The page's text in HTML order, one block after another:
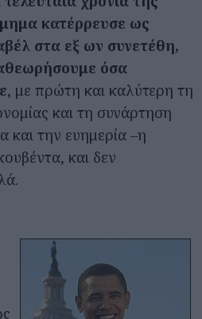
κατέρρευσε ως
στα εξ ων συνετέθη,
όσα
, με πρώτη και καλύτερη τη
και τη συνάρτηση
και την ευημερία –η
και δεν